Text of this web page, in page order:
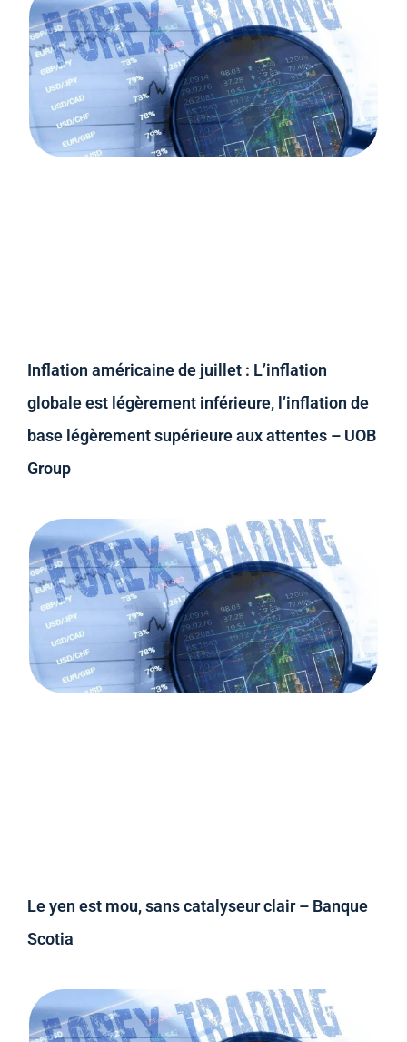
Inflation américaine de juillet : L’inflation
globale est légèrement inférieure, l’inflation de
base légèrement supérieure aux attentes – UOB
Group
Le yen est mou, sans catalyseur clair – Banque
Scotia